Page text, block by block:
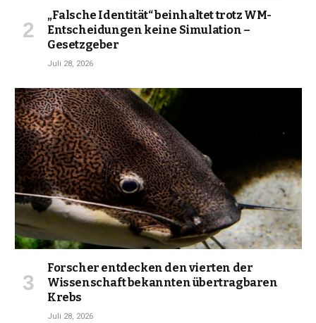
„Falsche Identität“ beinhaltet trotz WM-
Entscheidungen keine Simulation –
Gesetzgeber
Juli 28, 2026
Forscher entdecken den vierten der
Wissenschaft bekannten übertragbaren
Krebs
Juli 28, 2026